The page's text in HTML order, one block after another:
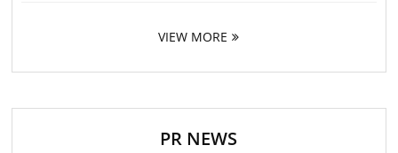
VIEW MORE
PR NEWS